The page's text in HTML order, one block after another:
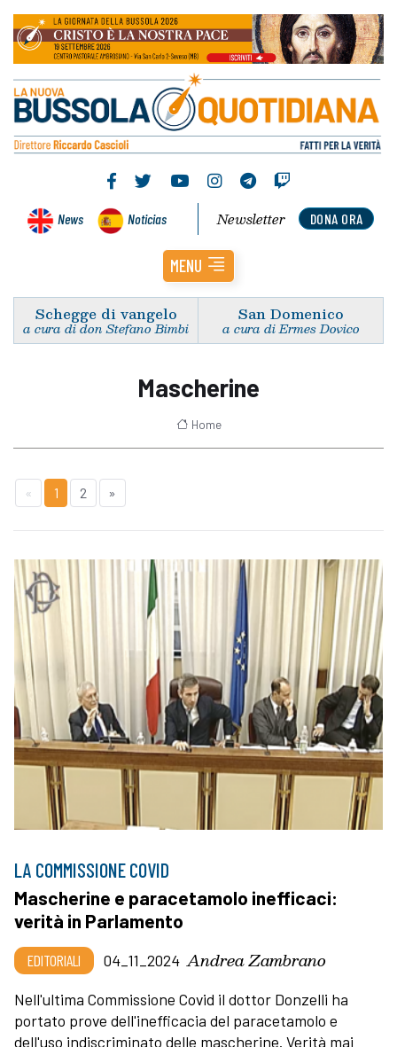
News Noticias DONA ORA
Newsletter
MENU
Schegge di vangelo
a cura di don Stefano Bimbi
San Domenico
a cura di Ermes Dovico
Mascherine
Home
« 1 2 »
LA COMMISSIONE COVID
Mascherine e paracetamolo inefficaci:
verità in Parlamento
EDITORIALI 04_11_2024 Andrea Zambrano
Nell'ultima Commissione Covid il dottor Donzelli ha
portato prove dell'inefficacia del paracetamolo e
dell'uso indiscriminato delle mascherine. Verità mai